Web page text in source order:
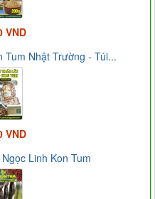
VND
Tum Nhật Trường - Túi...
VND
Linh Kon Tum